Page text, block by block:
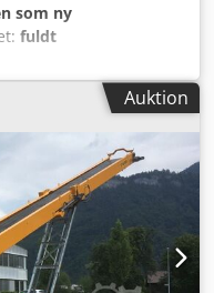
som ny
fuldt
direkte indføring over
skråningsvinkel på 37°
Igsfx Af Esck
t Stakningskapacitet
(drejning 180°):
mm
(AA)
maks.
Auktion